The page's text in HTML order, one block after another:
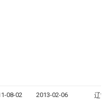
08-02 2013-02-06
辽宁